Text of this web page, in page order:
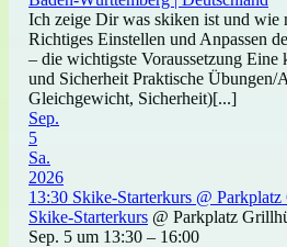
Ich zeige Dir was skiken ist und wie
Richtiges Einstellen und Anpassen
– die wichtigste Voraussetzung Eine
und Sicherheit Praktische Übungen/
Gleichgewicht, Sicherheit)[...]
Sep.
5
Sa.
2026
13:30 Skike-Starterkurs @
Skike-Starterkurs @ Parkplatz
Sep. 5 um 13:30 – 16:00